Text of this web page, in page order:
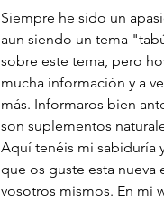
Siempre he sido un
aun siendo un tema
sobre este tema, pero
mucha información y a
más. Informaros bien
son suplementos
Aquí tenéis mi sabiduría
que os guste esta nueva
vosotros mismos. En mi